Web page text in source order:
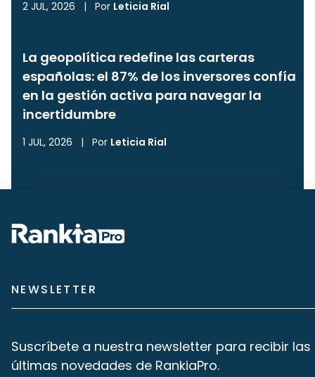
2 JUL, 2026 | Por Leticia Rial
La geopolítica redefine las carteras
españolas: el 87% de los inversores confía
en la gestión activa para navegar la
incertidumbre
1 JUL, 2026 | Por Leticia Rial
NEWSLETTER
Suscríbete a nuestra newsletter para recibir las
últimas novedades de RankiaPro.